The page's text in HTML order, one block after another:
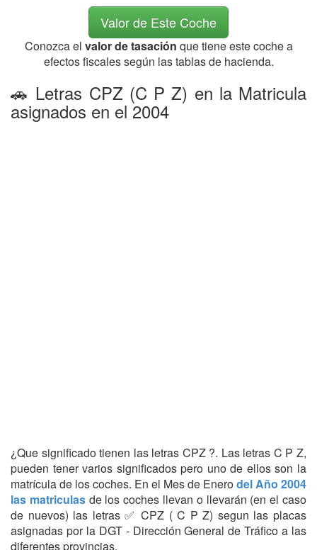
Valor de Este Coche
Conozca el valor de tasación que tiene este coche a
efectos fiscales según las tablas de hacienda.
🚗 Letras CPZ (C P Z) en la Matricula
asignados en el 2004
¿Que significado tienen las letras CPZ ?. Las letras C P Z,
pueden tener varios significados pero uno de ellos son la
matrícula de los coches. En el Mes de Enerodel Año 2004
las matriculas de los coches llevan o llevarán (en el caso
de nuevos) las letras ✅ CPZ ( C P Z) segun las placas
asignadas por la DGT - Dirección General de Tráfico a las
diferentes provincias.